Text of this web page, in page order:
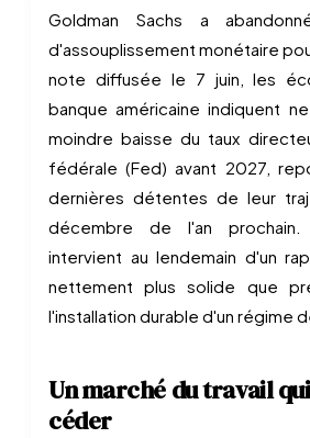
Goldman Sachs a abandonné son scénario
d'assouplissement monétaire
note diffusée le 7 juin, les
banque américaine indiquent
moindre baisse du taux
fédérale (Fed) avant 2027,
dernières détentes de leur
décembre de l'an
intervient au lendemain d'un
nettement plus solide que
l'installation durable d'un régime
Un marché du travail
céder